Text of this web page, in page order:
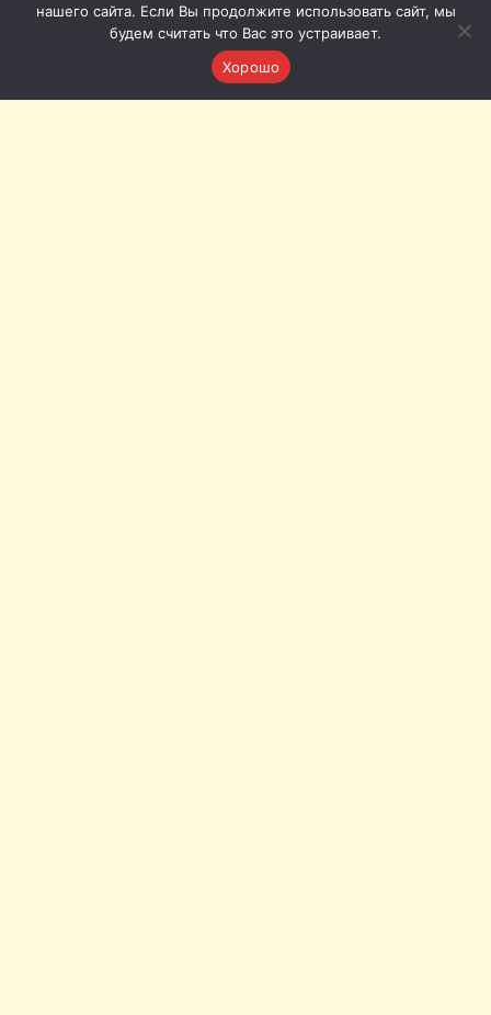
нашего сайта. Если Вы продолжите использовать сайт, мы
будем считать что Вас это устраивает.
Хорошо